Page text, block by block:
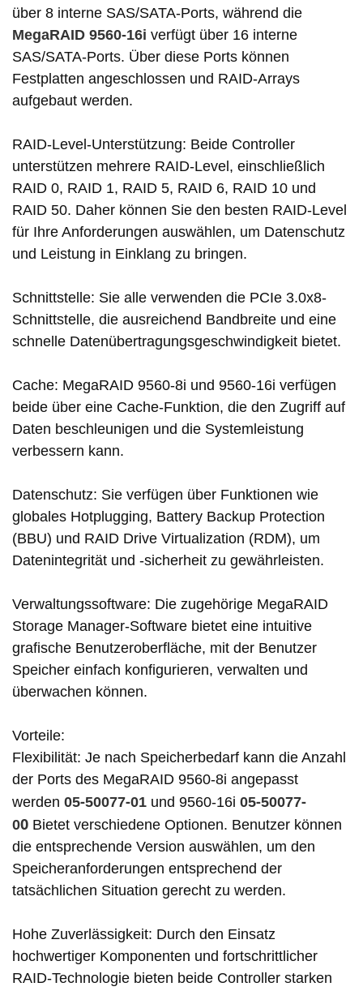
über 8 interne SAS/SATA-Ports, während die
MegaRAID 9560-16i verfügt über 16 interne
SAS/SATA-Ports. Über diese Ports können
Festplatten angeschlossen und RAID-Arrays
aufgebaut werden.
RAID-Level-Unterstützung: Beide Controller
unterstützen mehrere RAID-Level, einschließlich
RAID 0, RAID 1, RAID 5, RAID 6, RAID 10 und
RAID 50. Daher können Sie den besten RAID-Level
für Ihre Anforderungen auswählen, um Datenschutz
und Leistung in Einklang zu bringen.
Schnittstelle: Sie alle verwenden die PCIe 3.0x8-
Schnittstelle, die ausreichend Bandbreite und eine
schnelle Datenübertragungsgeschwindigkeit bietet.
Cache: MegaRAID 9560-8i und 9560-16i verfügen
beide über eine Cache-Funktion, die den Zugriff auf
Daten beschleunigen und die Systemleistung
verbessern kann.
Datenschutz: Sie verfügen über Funktionen wie
globales Hotplugging, Battery Backup Protection
(BBU) und RAID Drive Virtualization (RDM), um
Datenintegrität und -sicherheit zu gewährleisten.
Verwaltungssoftware: Die zugehörige MegaRAID
Storage Manager-Software bietet eine intuitive
grafische Benutzeroberfläche, mit der Benutzer
Speicher einfach konfigurieren, verwalten und
überwachen können.
Vorteile:
Flexibilität: Je nach Speicherbedarf kann die Anzahl
der Ports des MegaRAID 9560-8i angepasst
werden 05-50077-01 und 9560-16i 05-50077-
00 Bietet verschiedene Optionen. Benutzer können
die entsprechende Version auswählen, um den
Speicheranforderungen entsprechend der
tatsächlichen Situation gerecht zu werden.
Hohe Zuverlässigkeit: Durch den Einsatz
hochwertiger Komponenten und fortschrittlicher
RAID-Technologie bieten beide Controller starken